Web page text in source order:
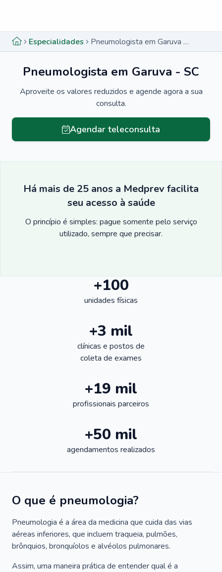
Especialidades Pneumologista em Garuva - SC
Pneumologista em Garuva - SC
Aproveite os valores reduzidos e agende agora a sua
consulta.
Agendar teleconsulta
Há mais de 25 anos a Medprev facilita
seu acesso à saúde
O princípio é simples: pague somente pelo serviço
utilizado, sempre que precisar.
+100
unidades físicas
+3 mil
clínicas e postos de
coleta de exames
+19 mil
profissionais parceiros
+50 mil
agendamentos realizados
O que é pneumologia?
Pneumologia é a área da medicina que cuida das vias
aéreas inferiores, que incluem traqueia, pulmões,
brônquios, bronquíolos e alvéolos pulmonares.
Assim, uma maneira prática de entender qual é a